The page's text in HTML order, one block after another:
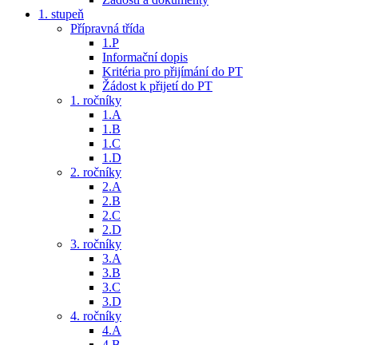
1. stupeň
Přípravná třída
1.P
Informační dopis
Kritéria pro přijímání do PT
Žádost k přijetí do PT
1. ročníky
1.A
1.B
1.C
1.D
2. ročníky
2.A
2.B
2.C
2.D
3. ročníky
3.A
3.B
3.C
3.D
4. ročníky
4.A